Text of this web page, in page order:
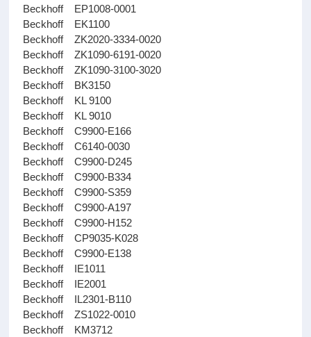
Beckhoff EP1008-0001
Beckhoff EK1100
Beckhoff ZK2020-3334-0020
Beckhoff ZK1090-6191-0020
Beckhoff ZK1090-3100-3020
Beckhoff BK3150
Beckhoff KL 9100
Beckhoff KL 9010
Beckhoff C9900-E166
Beckhoff C6140-0030
Beckhoff C9900-D245
Beckhoff C9900-B334
Beckhoff C9900-S359
Beckhoff C9900-A197
Beckhoff C9900-H152
Beckhoff CP9035-K028
Beckhoff C9900-E138
Beckhoff IE1011
Beckhoff IE2001
Beckhoff IL2301-B110
Beckhoff ZS1022-0010
Beckhoff KM3712